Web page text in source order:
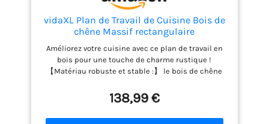
vidaXL Plan de Travail de Cuisine Bois de
chêne Massif rectangulaire
Améliorez votre cuisine avec ce plan de travail en
bois pour une touche de charme rustique !
【Matériau robuste et stable :】 le bois de chêne
la beauté de son grain, ce qui en fait un matériau
idéal pour les meubles de longue durée. Sa
résistance naturelle aux insectes et aux
138,99 €